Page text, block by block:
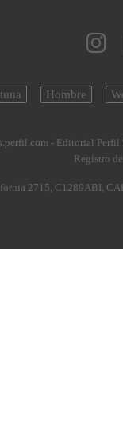
Hombre
- Editorial Perfil
Registro
2715, C1289ABI,